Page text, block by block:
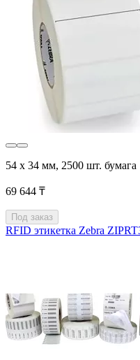
54 х 34 мм, 2500 шт. бумага
69 644 ₸
Под заказ
RFID этикетка Zebra